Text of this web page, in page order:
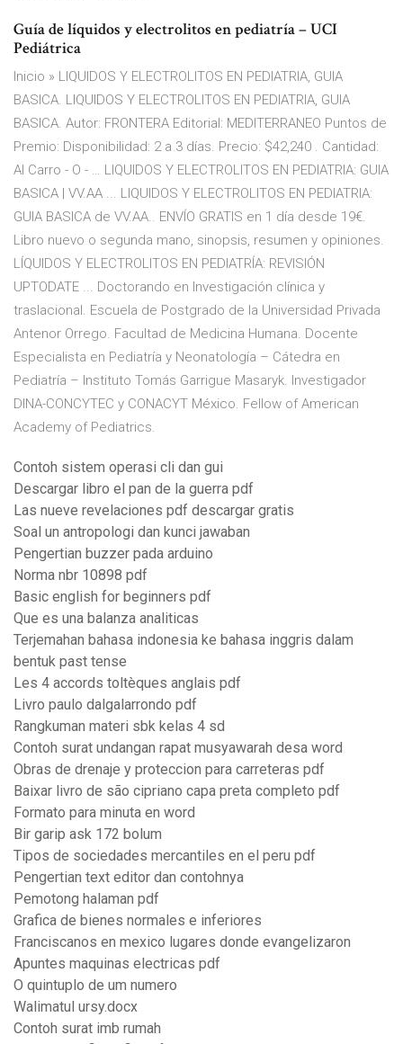
Guía de líquidos y electrolitos en pediatría – UCI
Pediátrica
Inicio » LIQUIDOS Y ELECTROLITOS EN PEDIATRIA, GUIA
BASICA. LIQUIDOS Y ELECTROLITOS EN PEDIATRIA, GUIA
BASICA. Autor: FRONTERA Editorial: MEDITERRANEO Puntos de
Premio: Disponibilidad: 2 a 3 días. Precio: $42,240 . Cantidad:
Al Carro - O - … LIQUIDOS Y ELECTROLITOS EN PEDIATRIA: GUIA
BASICA | VV.AA ... LIQUIDOS Y ELECTROLITOS EN PEDIATRIA:
GUIA BASICA de VV.AA.. ENVÍO GRATIS en 1 día desde 19€.
Libro nuevo o segunda mano, sinopsis, resumen y opiniones.
LÍQUIDOS Y ELECTROLITOS EN PEDIATRÍA: REVISIÓN
UPTODATE ... Doctorando en Investigación clínica y
traslacional. Escuela de Postgrado de la Universidad Privada
Antenor Orrego. Facultad de Medicina Humana. Docente
Especialista en Pediatría y Neonatología – Cátedra en
Pediatría – Instituto Tomás Garrigue Masaryk. Investigador
DINA-CONCYTEC y CONACYT México. Fellow of American
Academy of Pediatrics.
Contoh sistem operasi cli dan gui
Descargar libro el pan de la guerra pdf
Las nueve revelaciones pdf descargar gratis
Soal un antropologi dan kunci jawaban
Pengertian buzzer pada arduino
Norma nbr 10898 pdf
Basic english for beginners pdf
Que es una balanza analiticas
Terjemahan bahasa indonesia ke bahasa inggris dalam
bentuk past tense
Les 4 accords toltèques anglais pdf
Livro paulo dalgalarrondo pdf
Rangkuman materi sbk kelas 4 sd
Contoh surat undangan rapat musyawarah desa word
Obras de drenaje y proteccion para carreteras pdf
Baixar livro de são cipriano capa preta completo pdf
Formato para minuta en word
Bir garip ask 172 bolum
Tipos de sociedades mercantiles en el peru pdf
Pengertian text editor dan contohnya
Pemotong halaman pdf
Grafica de bienes normales e inferiores
Franciscanos en mexico lugares donde evangelizaron
Apuntes maquinas electricas pdf
O quintuplo de um numero
Walimatul ursy.docx
Contoh surat imb rumah